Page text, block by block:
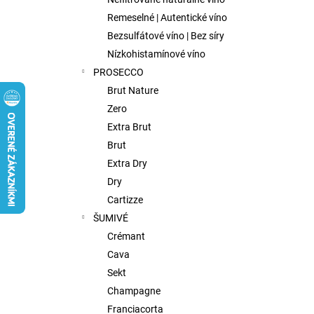
Remeselné | Autentické víno
Bezsulfátové víno | Bez síry
Nízkohistamínové víno
PROSECCO
Brut Nature
Zero
Extra Brut
Brut
Extra Dry
Dry
Cartizze
ŠUMIVÉ
Crémant
Cava
Sekt
Champagne
Franciacorta
FISH WIVES CLUB OCTAVIAS SINFULL
SECRET CHENIN BLANC, 0,75L